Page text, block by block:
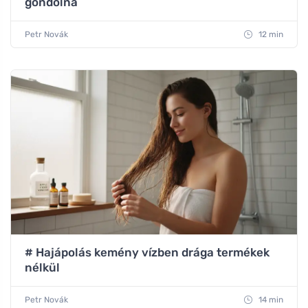
Petr Novák 12 min
# Hajápolás kemény vízben drága termékek
nélkül
Petr Novák 14 min